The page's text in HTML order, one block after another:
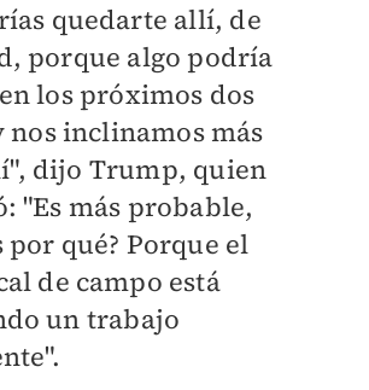
quedarte allí, de
porque algo podría
los próximos dos
nos inclinamos más
dijo Trump, quien
"Es más probable,
por qué? Porque el
de campo está
un trabajo